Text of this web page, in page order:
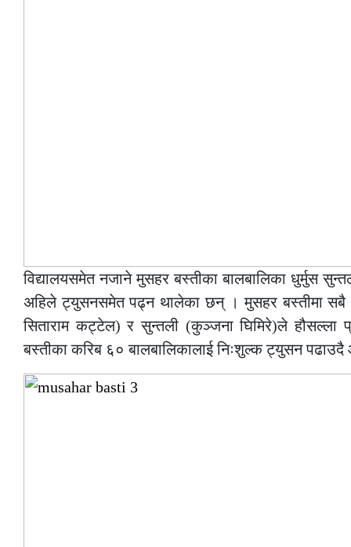
विद्यालयसमेत नजाने मुसहर बस्तीका बालबालिका धुर्मुस
अहिले ट्युसनसमेत पढ्न थालेका छन् । मुसहर बस्तीमा सबै
सिताराम कट्टेल) र सुन्तली (कुञ्जना घिमिरे)ले हौसल्ला
बस्तीका करिब ६० बालबालिकालाई निःशुल्क ट्युसन